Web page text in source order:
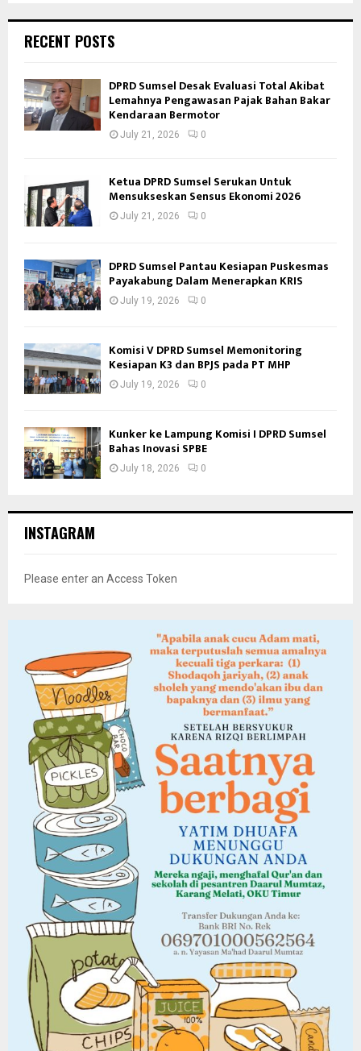
RECENT POSTS
DPRD Sumsel Desak Evaluasi Total Akibat
Lemahnya Pengawasan Pajak Bahan Bakar
Kendaraan Bermotor
July 21, 2026 0
Ketua DPRD Sumsel Serukan Untuk
Mensukseskan Sensus Ekonomi 2026
July 21, 2026 0
DPRD Sumsel Pantau Kesiapan Puskesmas
Payakabung Dalam Menerapkan KRIS
July 19, 2026 0
Komisi V DPRD Sumsel Memonitoring
Kesiapan K3 dan BPJS pada PT MHP
July 19, 2026 0
Kunker ke Lampung Komisi I DPRD Sumsel
Bahas Inovasi SPBE
July 18, 2026 0
INSTAGRAM
Please enter an Access Token